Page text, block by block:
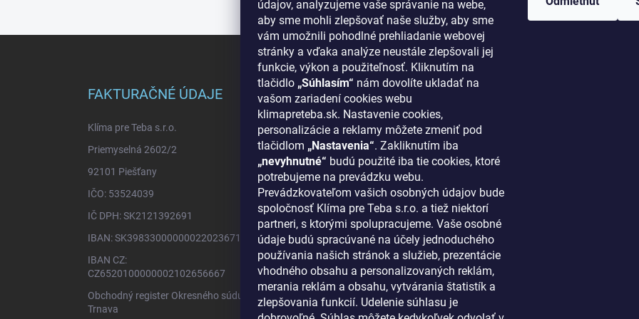
údajov, analyzujeme vaše správanie na webe,
aby sme mohli zlepšovať naše služby, aby sme
vám umožnili pohodlné prehliadanie webovej
stránky a vďaka analýze neustále zlepšovali jej
funkcie, výkon a použiteľnosť. Kliknutím na
tlačidlo „Súhlasím“ nám dovolíte ukladať na
vašom zariadení cookies webu
klimapreteba.sk. Nastavenie cookies,
personalizácie a reklamy môžete zmeniť pod
tlačidlom „Nastavenia“. Zakliknutím iba
„nevyhnutné“ budú použité iba tie cookies, ktoré
potrebujeme na prevádzku webu.
Prevádzkovateľom vašich osobných údajov bude
spoločnosť Klíma pre Teba s.r.o. a tiež niektorí
partneri, s ktorými spolupracujeme. Vaše osobné
údaje budú spracúvané na účely jednoduchého
používania našich stránok a služieb, prezentácie
vhodného obsahu a personalizovaných reklám,
merania reklám a obsahu, vytvárania štatistík a
zlepšovania funkcií. Udelenie súhlasu je
FAKTURAČNÉ ÚDAJE
Klíma pre Teba s.r.o.
Priemyselná 2602/2
92101 Piešťany
IČO: 53524039
IČ DPH: SK2121392691
IBAN: SK3983300000002202367125
IBAN CZ:
CZ6520100000002102656667
Obchodný register Okresného súdu
Trnava
INFORMÁCIE PRE VÁS
O nás
Ako nakupovať
Bonusový systém
Reklamácie a vrátenie tovaru
Blog - najnovšie články
Obchodné podmienky
Podmienky ochrany osobných údajov
Odstúpenie od zmluvy
Kontakty
https://